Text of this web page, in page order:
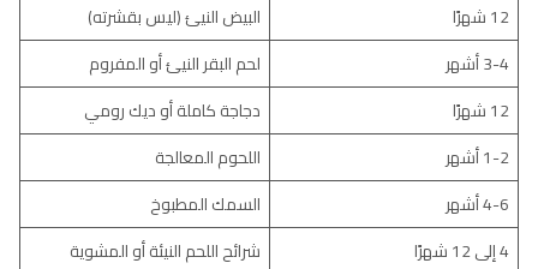
12 شهرًا
البيض النيئ (ليس بقشرته)
3-4 أشهر
لحم البقر النيئ أو المفروم
12 شهرًا
دجاجة كاملة أو ديك رومي
1-2 أشهر
اللحوم المعالجة
4-6 أشهر
السمك المطبوخ
4 إلى 12 شهرًا
شرائح اللحم النيئة أو المشوية